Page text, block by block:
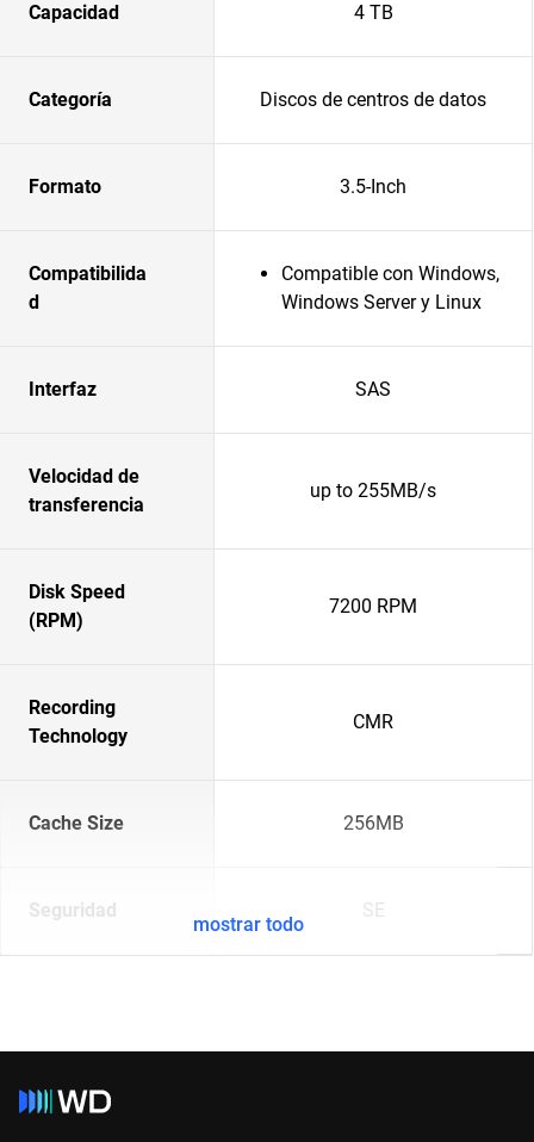
Capacidad 4 TB
Categoría Discos de centros de datos
Formato 3.5-Inch
Compatibilida
d
Compatible con Windows,
Windows Server y Linux
Interfaz SAS
Velocidad de
transferencia
up to 255MB/s
Disk Speed
(RPM)
7200 RPM
Recording
Technology
CMR
Cache Size 256MB
Seguridad SE
mostrar todo